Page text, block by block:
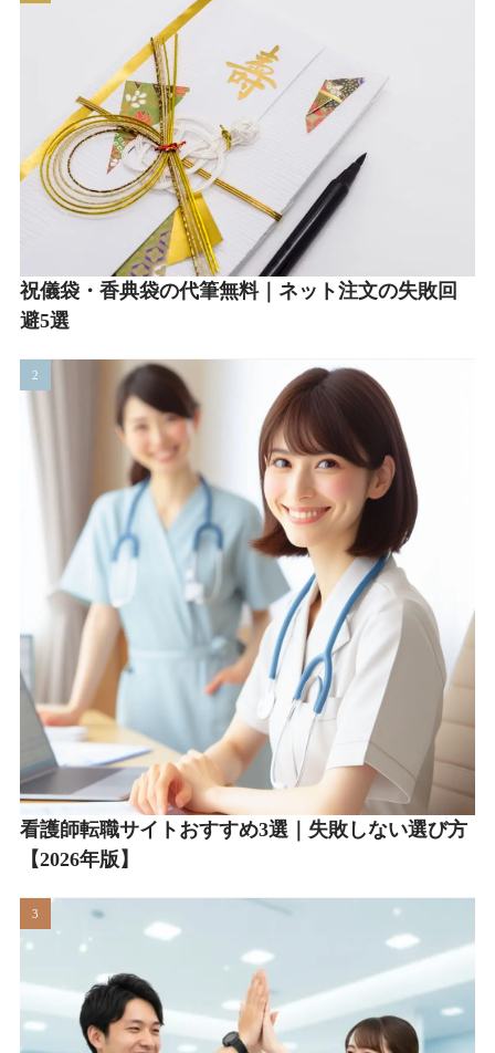
祝儀袋・香典袋の代筆無料｜ネット注文の失敗回
避5選
看護師転職サイトおすすめ3選｜失敗しない選び方
【2026年版】